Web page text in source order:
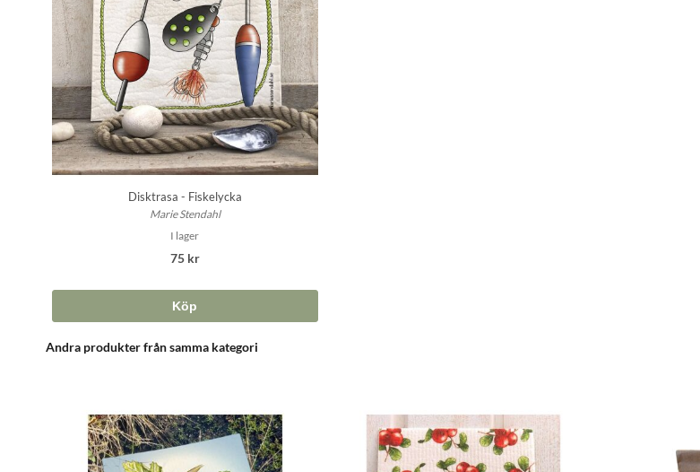
Disktrasa - Fiskelycka
Marie Stendahl
I lager
75 kr
Köp
Andra produkter från samma kategori